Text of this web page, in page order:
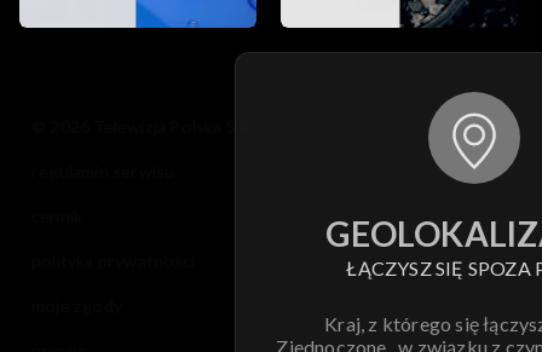
ŁĄCZYSZ SIĘ SPOZA
Kraj, z którego się
Zjednoczone , w związku z